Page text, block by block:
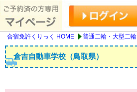
合宿免許くりっく HOME 普通二輪・大型二輪
倉吉自動車学校（鳥取県）